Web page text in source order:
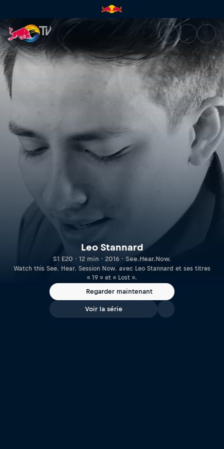
Leo Stannard | Red Bull TV
Leo Stannard
S1 E20 · 12 min · 2016 · See.Hear.Now.
Watch this See. Hear. Session Now. avec Leo Stannard et ses titres
« 19 » et « Lost ».
Regarder maintenant
Voir la série